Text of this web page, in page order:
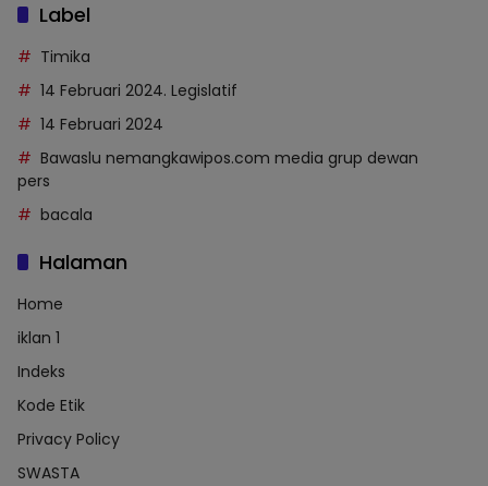
Label
Timika
14 Februari 2024. Legislatif
14 Februari 2024
Bawaslu nemangkawipos.com media grup dewan
pers
bacala
Halaman
Home
iklan 1
Indeks
Kode Etik
Privacy Policy
SWASTA